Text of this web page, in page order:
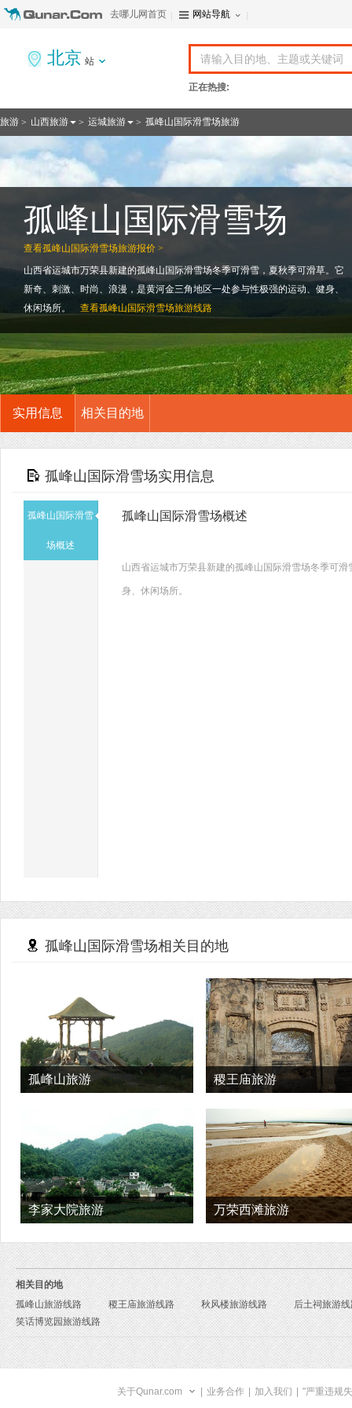
去哪儿网首页 网站导航
北京 站
正在热搜:
旅游 > 山西旅游 > 运城旅游 > 孤峰山国际滑雪场旅游
查看孤峰山国际滑雪场旅游报价 >
孤峰山国际滑雪场
山西省运城市万荣县新建的孤峰山国际滑雪场冬季可滑雪，夏秋季可滑草。它
新奇、刺激、时尚、浪漫，是黄河金三角地区一处参与性极强的运动、健身、
休闲场所。
查看孤峰山国际滑雪场旅游线路
实用信息 相关目的地
孤峰山国际滑雪场实用信息
孤峰山国际滑雪
场概述
孤峰山国际滑雪场概述
山西省运城市万荣县新建的孤峰山国际滑雪场冬季可
身、休闲场所。
孤峰山国际滑雪场相关目的地
孤峰山旅游 稷王庙旅游
李家大院旅游 万荣西滩旅游
相关目的地
孤峰山旅游线路
稷王庙旅游线路 秋风楼旅游线路
后土祠旅游
笑话博览园旅游线路
关于Qunar.com 业务合作 加入我们 "严重违规